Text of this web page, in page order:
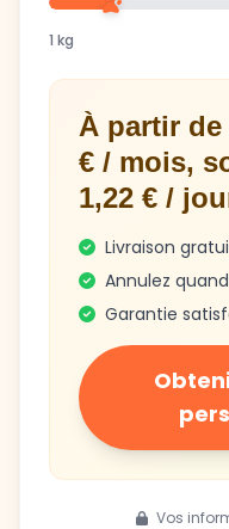
1 kg
À partir de
€ / mois,
1,22 € /
Livraison
Annulez
Garantie
Vos